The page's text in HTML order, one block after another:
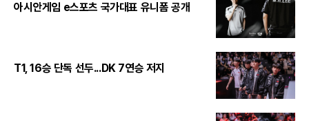
아시안게임 e스포츠 국가대표 유니폼 공개
T1, 16승 단독 선두...DK 7연승 저지